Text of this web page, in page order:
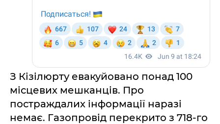
З Кізілюрту евакуйовано понад 100
місцевих мешканців. Про
постраждалих інформації наразі
немає. Газопровід перекрито з 718-го